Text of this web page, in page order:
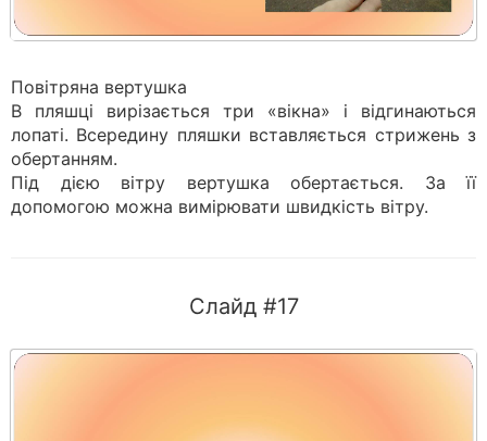
Повітряна вертушка
В пляшці вирізається три «вікна» і відгинаються
лопаті. Всередину пляшки вставляється стрижень з
обертанням.
Під дією вітру вертушка обертається. За її
допомогою можна вимірювати швидкість вітру.
Слайд #17